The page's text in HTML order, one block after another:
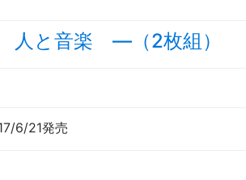
と音楽 ―（2枚組）
6/21発売